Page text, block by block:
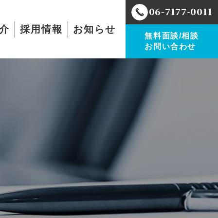
採用情報 お知らせ
06-7177-0011
無料面談/相談
お問い合わせ